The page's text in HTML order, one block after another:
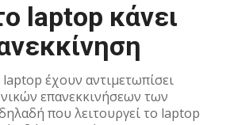
laptop κάνει
έχουν αντιμετωπίσει
επανεκκινήσεων των
που λειτουργεί το laptop